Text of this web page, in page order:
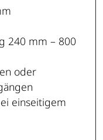
240 mm – 800
oder
einseitigem